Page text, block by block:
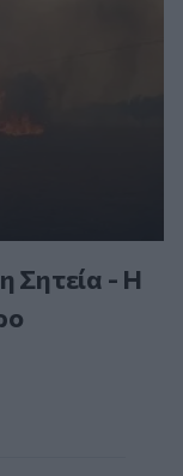
Σητεία - Η